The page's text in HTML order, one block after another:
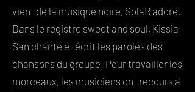
vient de la musique noire, SolaR adore.
Dans le registre sweet and soul, Kissia
San chante et écrit les paroles des
chansons du groupe. Pour travailler les
morceaux, les musiciens ont recours à